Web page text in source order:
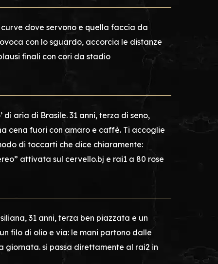
curve dove servono e quella faccia da
con lo sguardo, accorcia le distanze
finali con cori da stadio
di aria di Brasile. 31 anni, terza di seno,
cena fuori con amaro e caffè. Ti accoglie
di toccarti che dice chiaramente:
attivata sul cervello.bj e rai1 a 80 rose
31 anni, terza ben piazzata e un
filo di olio e via: le mani partono dalle
giornata. si passa direttamente al rai2 in